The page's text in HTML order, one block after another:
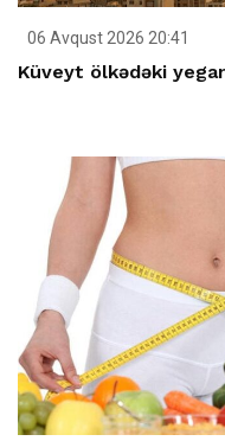
06 Avqust 2026 20:41
Küveyt ölkədəki